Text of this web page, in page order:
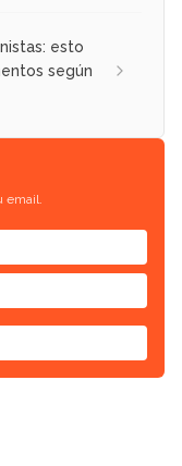
esto
según